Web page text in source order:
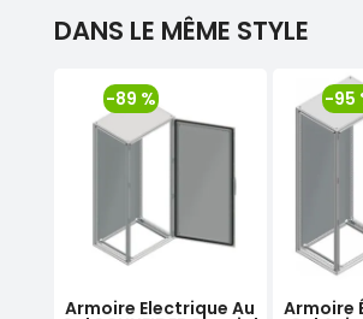
DANS LE MÊME STYLE
Armoire Electrique Au
-89 %
Armoire
-95